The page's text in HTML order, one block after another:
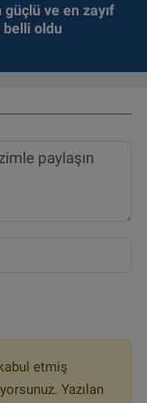
güçlü ve en zayıf
belli oldu
etmiş
Yazılan